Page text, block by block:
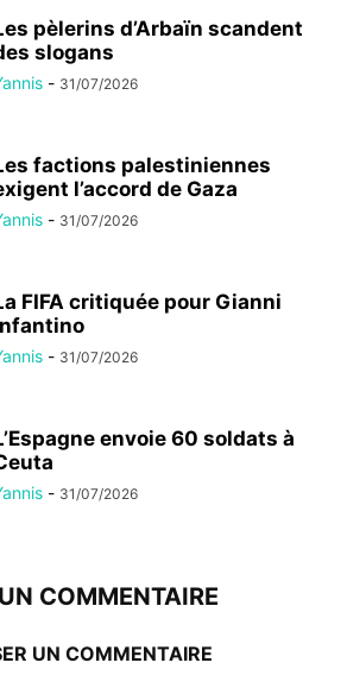
pèlerins d’Arbaïn scandent
slogans
- 31/07/2026
factions palestiniennes
l’accord de Gaza
- 31/07/2026
FIFA critiquée pour Gianni
- 31/07/2026
envoie 60 soldats à
- 31/07/2026
COMMENTAIRE
UN COMMENTAIRE